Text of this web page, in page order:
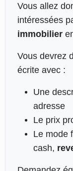
Vous allez
intéressées
immobilier
Vous devrez
écrite avec :
Une
adresse
Le prix
Le mode
cash,